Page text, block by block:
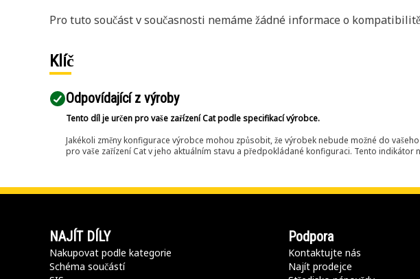
Pro tuto součást v současnosti nemáme žádné informace o
Klíč
Odpovídající z výroby
Tento díl je určen pro vaše zařízení Cat podle specifikací výrobce.
Jakékoli změny konfigurace výrobce mohou způsobit, že výrobek nebude možné do
pro vaše zařízení Cat v jeho aktuálním stavu a předpokládané konfiguraci. Tento indikátor
NAJÍT DÍLY
Nakupovat podle kategorie
Schéma součástí
Podpora
Kontaktujte nás
Najít prodejce